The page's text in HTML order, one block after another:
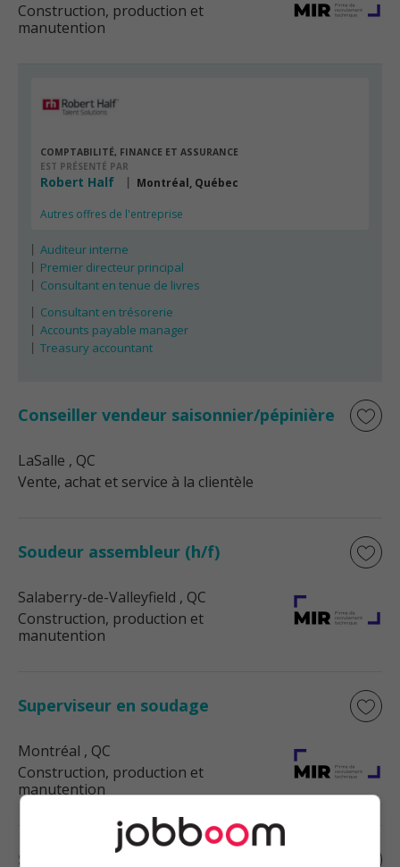
Construction, production et
manutention
COMPTABILITÉ, FINANCE ET ASSURANCE
EST PRÉSENTÉ PAR
Robert Half Montréal, Québec
Autres offres de l'entreprise
Auditeur interne
Premier directeur principal
Consultant en tenue de livres
Consultant en trésorerie
Accounts payable manager
Treasury accountant
Conseiller vendeur saisonnier/pépinière
LaSalle , QC
Vente, achat et service à la clientèle
Soudeur assembleur (h/f)
Salaberry-de-Valleyfield , QC
Construction, production et
manutention
Superviseur en soudage
Montréal , QC
Construction, production et
manutention
Soudeur sanitaire (h/f)